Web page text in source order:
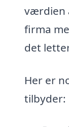
værdien
firma
det
Her er
tilbyder: